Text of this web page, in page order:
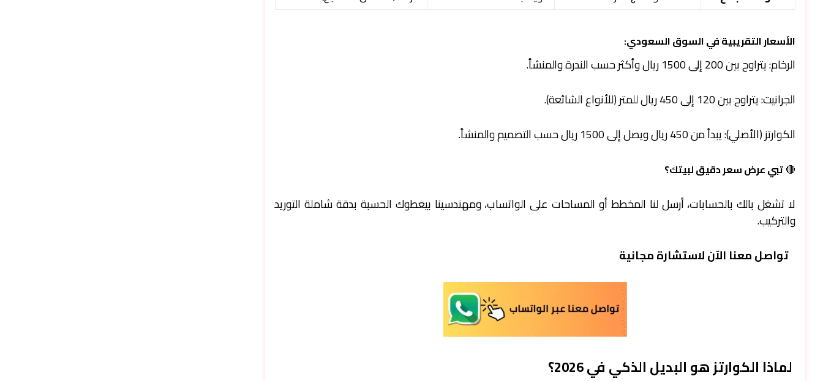
الأسعار التقريبية في السوق السعودي:
الرخام: يتراوح بين 200 إلى 1500 ريال وأكثر حسب الندرة والمنشأ.
الجرانيت: يتراوح بين 120 إلى 450 ريال للمتر (للأنواع الشائعة).
الكوارتز (الأصلي): يبدأ من 450 ريال ويصل إلى 1500 ريال حسب التصميم والمنشأ.
🔴تبي عرض سعر دقيق لبيتك؟
لا تشغل بالك بالحسابات، أرسل لنا المخطط أو المساحات على الواتساب، ومهندسينا بيعطوك الحسبة بدقة شاملة التوريد
والتركيب.
تواصل معنا الآن لاستشارة مجانية
لماذا الكوارتز هو البديل الذكي في 2026؟